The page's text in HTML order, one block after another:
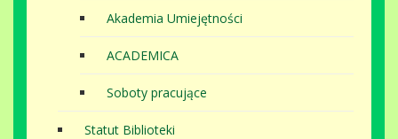
Akademia Umiejętności
ACADEMICA
Soboty pracujące
Statut Biblioteki